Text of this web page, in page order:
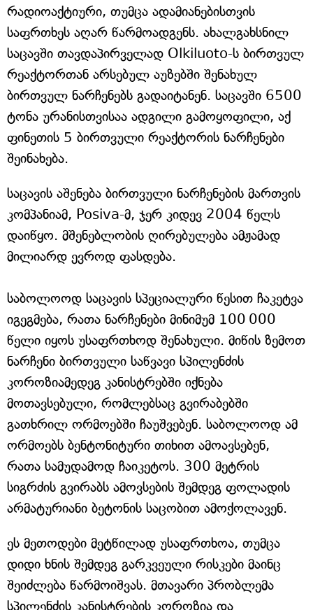
რადიოაქტიური, თუმცა ადამიანებისთვის
საფრთხეს აღარ წარმოადგენს. ახალგახსნილ
საცავში თავდაპირველად Olkiluoto-ს ბირთვულ
რეაქტორთან არსებულ აუზებში შენახულ
ბირთვულ ნარჩენებს გადაიტანენ. საცავში 6500
ტონა ურანისთვისაა ადგილი გამოყოფილი, აქ
ფინეთის 5 ბირთვული რეაქტორის ნარჩენები
შეინახება.
საცავის აშენება ბირთვული ნარჩენების მართვის
კომპანიამ, Posiva-მ, ჯერ კიდევ 2004 წელს
დაიწყო. მშენებლობის ღირებულება ამჟამად
მილიარდ ევროდ ფასდება.
საბოლოოდ საცავის სპეციალური წესით ჩაკეტვა
იგეგმება, რათა ნარჩენები მინიმუმ 100 000
წელი იყოს უსაფრთხოდ შენახული. მიწის ზემოთ
ნარჩენი ბირთვული საწვავი სპილენძის
კოროზიამედეგ კანისტრებში იქნება
მოთავსებული, რომლებსაც გვირაბებში
გათხრილ ორმოებში ჩაუშვებენ. საბოლოოდ ამ
ორმოებს ბენტონიტური თიხით ამოავსებენ,
რათა სამუდამოდ ჩაიკეტოს. 300 მეტრის
სიგრძის გვირაბს ამოვსების შემდეგ ფოლადის
არმატურიანი ბეტონის საცობით ამოქოლავენ.
ეს მეთოდები მეტწილად უსაფრთხოა, თუმცა
დიდი ხნის შემდეგ გარკვეული რისკები მაინც
შეიძლება წარმოიშვას. მთავარი პრობლემა
სპილენძის კანისტრების კოროზია და